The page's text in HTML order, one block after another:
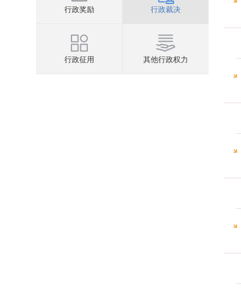
行政奖励 行政裁决
行政征用 其他行政权力